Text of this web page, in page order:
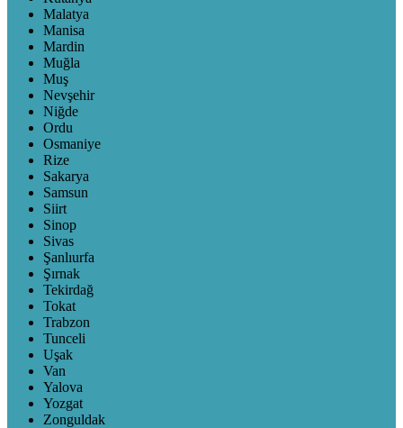
Malatya
Manisa
Mardin
Muğla
Muş
Nevşehir
Niğde
Ordu
Osmaniye
Rize
Sakarya
Samsun
Siirt
Sinop
Sivas
Şanlıurfa
Şırnak
Tekirdağ
Tokat
Trabzon
Tunceli
Uşak
Van
Yalova
Yozgat
Zonguldak